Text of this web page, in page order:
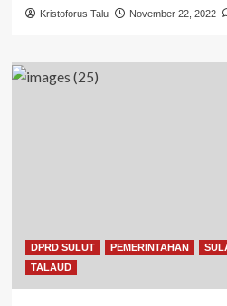
Kristoforus Talu November 22, 2022
DPRD SULUT PEMERINTAHAN
TALAUD